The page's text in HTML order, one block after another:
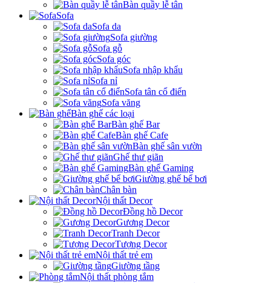
Bàn quầy lễ tân
Sofa
Sofa da
Sofa giường
Sofa gỗ
Sofa góc
Sofa nhập khẩu
Sofa nỉ
Sofa tân cổ điển
Sofa văng
Bàn ghế các loại
Bàn ghế Bar
Bàn ghế Cafe
Bàn ghế sân vườn
Ghế thư giãn
Bàn ghế Gaming
Giường ghế bể bơi
Chân bàn
Nội thất Decor
Đồng hồ Decor
Gương Decor
Tranh Decor
Tượng Decor
Nội thất trẻ em
Giường tầng
Nội thất phòng tắm